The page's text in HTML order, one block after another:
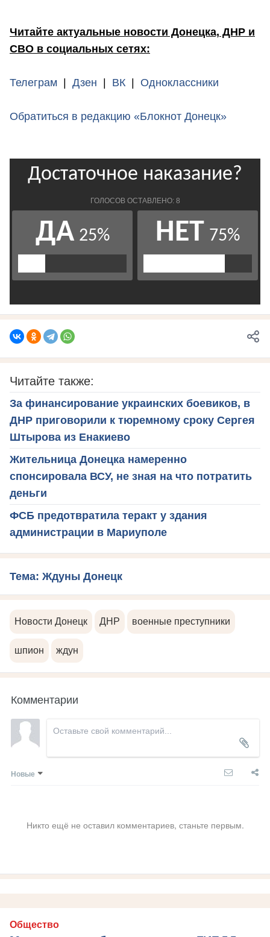
Читайте актуальные новости Донецка, ДНР и
СВО в социальных сетях:
Телеграм | Дзен | ВК | Одноклассники
Обратиться в редакцию «Блокнот Донецк»
Читайте также:
За финансирование украинских боевиков, в
ДНР приговорили к тюремному сроку Сергея
Штырова из Енакиево
Жительница Донецка намеренно
спонсировала ВСУ, не зная на что потратить
деньги
ФСБ предотвратила теракт у здания
администрации в Мариуполе
Тема: Ждуны Донецк
Новости Донецк ДНР военные преступники
шпион ждун
Комментарии
Новые
Никто ещё не оставил комментариев, станьте первым.
Общество